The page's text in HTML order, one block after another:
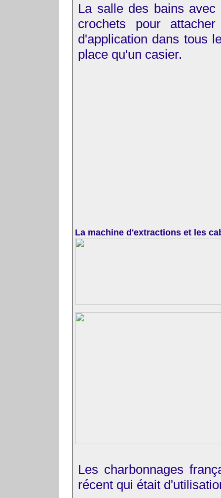
La salle des bains
crochets pour
d'application dans tous
place qu'un casier.
La machine d'extractions et les
Les charbonnages
récent qui était